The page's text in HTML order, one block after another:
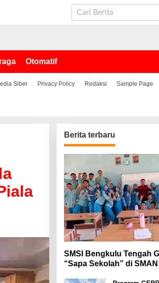
Otomatif
Siber Privacy Policy Redaksi Sample Page
Berita terbaru
SMSI Bengkulu Tengah
“Sapa Sekolah” di